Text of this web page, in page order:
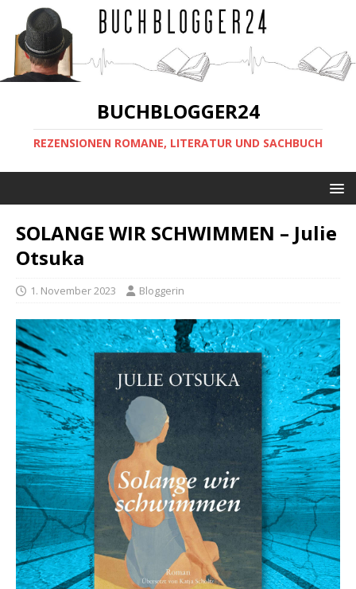
BUCHBLOGGER24
REZENSIONEN ROMANE, LITERATUR UND SACHBUCH
SOLANGE WIR SCHWIMMEN – Julie
Otsuka
1. November 2023 Bloggerin